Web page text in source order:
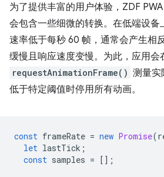
为了提供丰富的用户体验，ZDF
会包含一些细微的转换。在低端设备
速率低于每秒 60 帧，通常会产生相
缓慢且响应速度变慢。为此，应用会
requestAnimationFrame() 测量实
低于特定阈值时停用所有动画。
const frameRate = new Promise(
let lastTick ;
const samples = [];